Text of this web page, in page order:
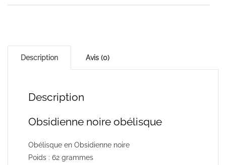
Description Avis (0)
Description
Obsidienne noire obélisque
Obélisque en Obsidienne noire
Poids : 62 grammes